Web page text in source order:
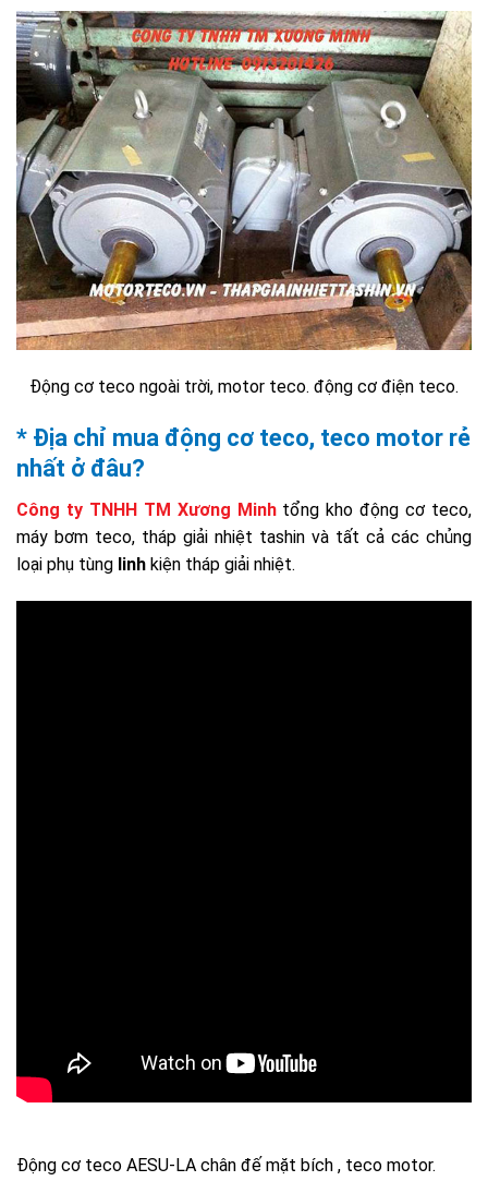
Động cơ teco ngoài trời, motor teco. động cơ điện teco.
* Địa chỉ mua động cơ teco, teco motor rẻ
nhất ở đâu?
Công ty TNHH TM Xương Minhtổng kho động cơ teco,
máy bơm teco, tháp giải nhiệt tashin và tất cả các chủng
loại phụ tùng linh kiện tháp giải nhiệt.
Động cơ teco AESU-LA chân đế mặt bích , teco motor.